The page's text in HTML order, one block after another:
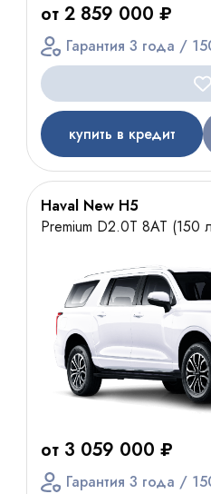
от 2 859 000 ₽
Гарантия 3 года /
купить в кредит
Haval New H5
Premium D2.0T 8AT (150
от 3 059 000 ₽
Гарантия 3 года /